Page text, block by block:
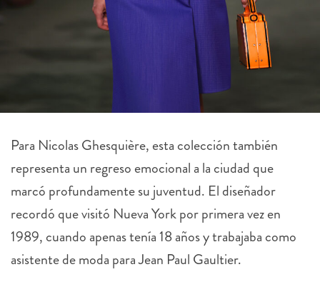
Para Nicolas Ghesquière, esta colección también
representa un regreso emocional a la ciudad que
marcó profundamente su juventud. El diseñador
recordó que visitó Nueva York por primera vez en
1989, cuando apenas tenía 18 años y trabajaba como
asistente de moda para Jean Paul Gaultier.